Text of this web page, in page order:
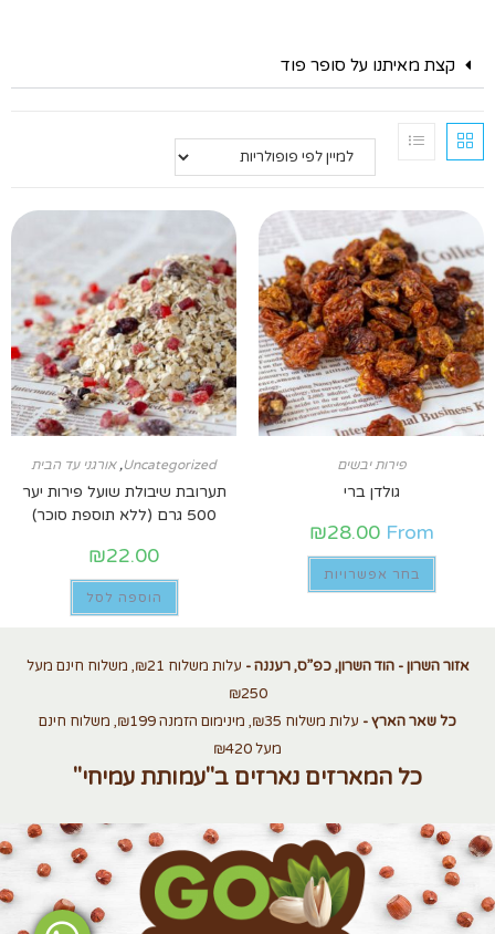
קצת מאיתנו על סופר פוד
פירות יבשים
גולדן ברי
From
₪28.00
בחר אפשרויות
Uncategorized
,אורגני עד הבית
תערובת שיבולת שועל פירות יער
500 גרם (ללא תוספת סוכר)
₪22.00
הוספה לסל
אזור השרון - הוד השרון, כפ”ס, רעננה -
עלות משלוח ₪21, משלוח חינם מעל
₪250
כל שאר הארץ -
עלות משלוח ₪35, מינימום הזמנה ₪199, משלוח חינם
מעל ₪420
כל המארזים נארזים ב"עמותת עמיחי"